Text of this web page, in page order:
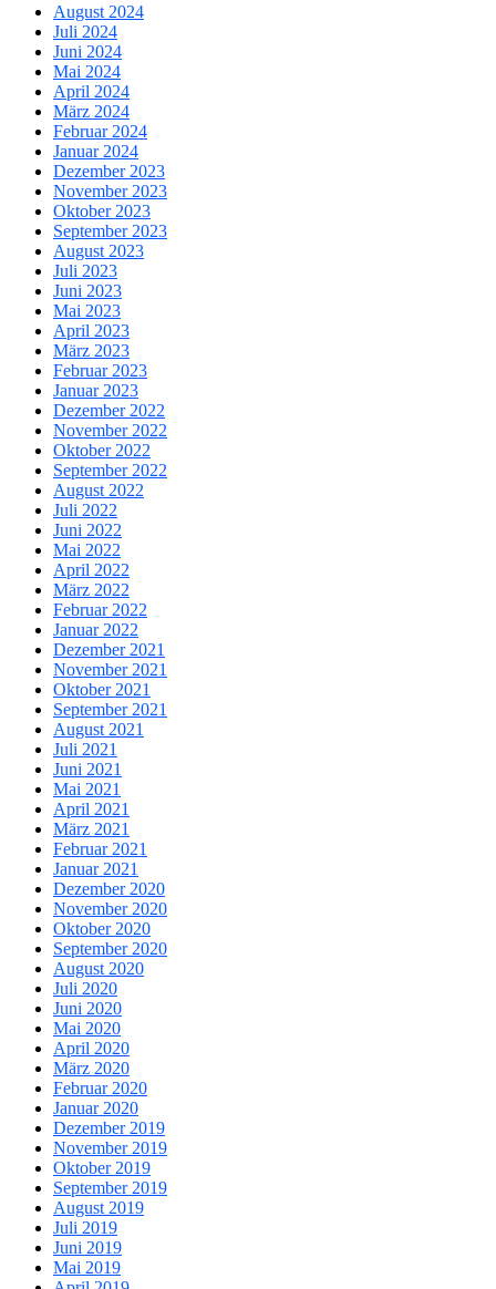
August 2024
Juli 2024
Juni 2024
Mai 2024
April 2024
März 2024
Februar 2024
Januar 2024
Dezember 2023
November 2023
Oktober 2023
September 2023
August 2023
Juli 2023
Juni 2023
Mai 2023
April 2023
März 2023
Februar 2023
Januar 2023
Dezember 2022
November 2022
Oktober 2022
September 2022
August 2022
Juli 2022
Juni 2022
Mai 2022
April 2022
März 2022
Februar 2022
Januar 2022
Dezember 2021
November 2021
Oktober 2021
September 2021
August 2021
Juli 2021
Juni 2021
Mai 2021
April 2021
März 2021
Februar 2021
Januar 2021
Dezember 2020
November 2020
Oktober 2020
September 2020
August 2020
Juli 2020
Juni 2020
Mai 2020
April 2020
März 2020
Februar 2020
Januar 2020
Dezember 2019
November 2019
Oktober 2019
September 2019
August 2019
Juli 2019
Juni 2019
Mai 2019